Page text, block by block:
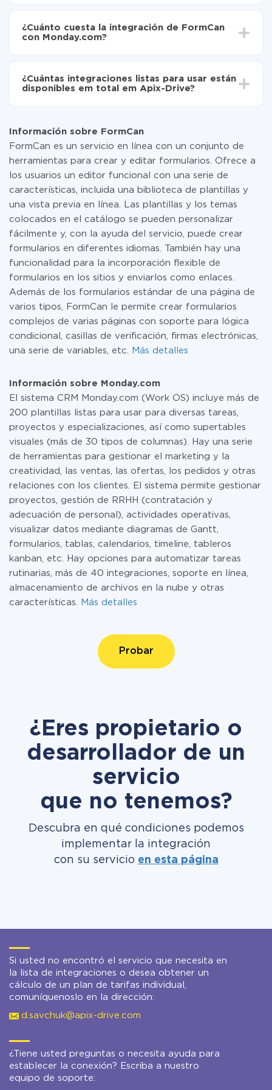
Ahora los datos se transferirán automáticamente
de FormCan a Monday.com
oscilar entre 5 y 30 minutos. En promedio, la
configuración tarda entre 10 y 15 minutos.
¿Cuánto cuesta la integración de FormCan
con Monday.com?
tarifas. Usted solo paga por la cantidad de datos que
realmente se transfieren de uno de sus sistemas a otro
manera segura un plan de tarifa gratuita o cambiar a
uno de pago, si es necesario. Más detalles sobre
tarifas.
¿Cuántas integraciones listas para usar están
disponibles em total em Apix-Drive?
Información sobre FormCan
FormCan es un servicio en línea con un conjunto de
herramientas para crear y editar formularios. Ofrece a
los usuarios un editor funcional con una serie de
características, incluida una biblioteca de plantillas y
una vista previa en línea. Las plantillas y los temas
colocados en el catálogo se pueden personalizar
fácilmente y, con la ayuda del servicio, puede crear
formularios en diferentes idiomas. También hay una
funcionalidad para la incorporación flexible de
formularios en los sitios y enviarlos como enlaces.
Además de los formularios estándar de una página de
varios tipos, FormCan le permite crear formularios
complejos de varias páginas con soporte para lógica
condicional, casillas de verificación, firmas electrónicas,
una serie de variables, etc.
Más detalles
Información sobre Monday.com
El sistema CRM Monday.com (Work OS) incluye más de
200 plantillas listas para usar para diversas tareas,
proyectos y especializaciones, así como supertables
visuales (más de 30 tipos de columnas). Hay una serie
de herramientas para gestionar el marketing y la
creatividad, las ventas, las ofertas, los pedidos y otras
relaciones con los clientes. El sistema permite gestionar
proyectos, gestión de RRHH (contratación y
adecuación de personal), actividades operativas,
visualizar datos mediante diagramas de Gantt,
formularios, tablas, calendarios, timeline, tableros
kanban, etc. Hay opciones para automatizar tareas
rutinarias, más de 40 integraciones, soporte en línea,
almacenamiento de archivos en la nube y otras
características.
Más detalles
Probar
¿Eres propietario o
desarrollador de un
servicio
que no tenemos?
Descubra en qué condiciones podemos
implementar la integración
con su servicio en esta página
Si usted no encontró el servicio que necesita en
la lista de integraciones o desea obtener un
cálculo de un plan de tarifas individual,
comuníquenoslo en la dirección:
d.savchuk@apix-drive.com
¿Tiene usted preguntas o necesita ayuda para
establecer la conexión? Escriba a nuestro
equipo de soporte: